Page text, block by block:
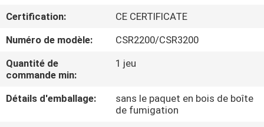
DE
NOUS
VISITE
D'USINE
Certification:
CE CERTIFICATE
Numéro de modèle:
CSR2200/CSR3200
Quantité de
commande min:
1 jeu
Détails d'emballage:
sans le paquet en bois de boîte
de fumigation